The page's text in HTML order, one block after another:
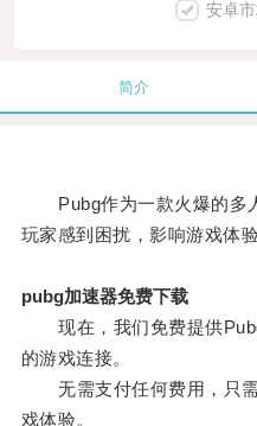
安卓
简介
Pubg作为一款火爆的多
玩家感到困扰，影响游戏体验
pubg加速器免费下载
现在，我们免费提供
的游戏连接。
无需支付任何费用，只需
戏体验。